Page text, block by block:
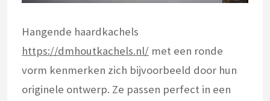
Hangende haardkachels
https://dmhoutkachels.nl/ met een ronde
vorm kenmerken zich bijvoorbeeld door hun
originele ontwerp. Ze passen perfect in een